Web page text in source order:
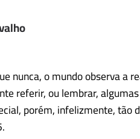
nunca, o mundo observa a
referir, ou lembrar,
porém, infelizmente, tão